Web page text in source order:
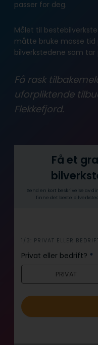
passer for deg.
Målet til
måtte bruke masse tid
bilverkstedene som tar
Få rask
uforpliktende
Flekkefjord.
Få et
Send en kort beskrivelse av
finne det beste
i
n
n
o
d
1/3: PRIVAT ELLER
Privat eller bedrift? *
PRIVAT